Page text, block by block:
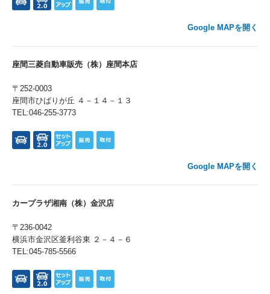
Google MAPを開く
座間三菱自動車販売（株）座間本店
〒252-0003
座間市ひばりが丘 ４－１４－１３
TEL:046-255-3773
Google MAPを開く
カープラザ湘南（株）金沢店
〒236-0042
横浜市金沢区釜利谷東 ２－４－６
TEL:045-785-5566